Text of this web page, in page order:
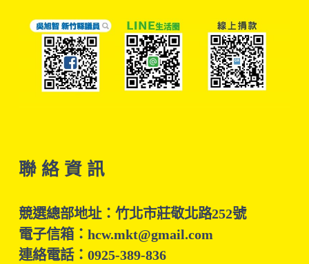
聯 絡 資 訊
競選總部地址：竹北市莊敬北路252號
電子信箱：hcw.mkt@gmail.com
連絡電話：0925-389-836